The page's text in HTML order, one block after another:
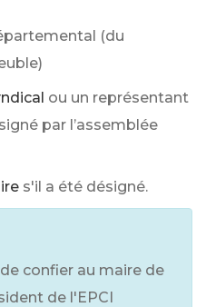
(du
ou un représentant
par l’assemblée
s'il a été désigné.
confier au maire de
de l'EPCI